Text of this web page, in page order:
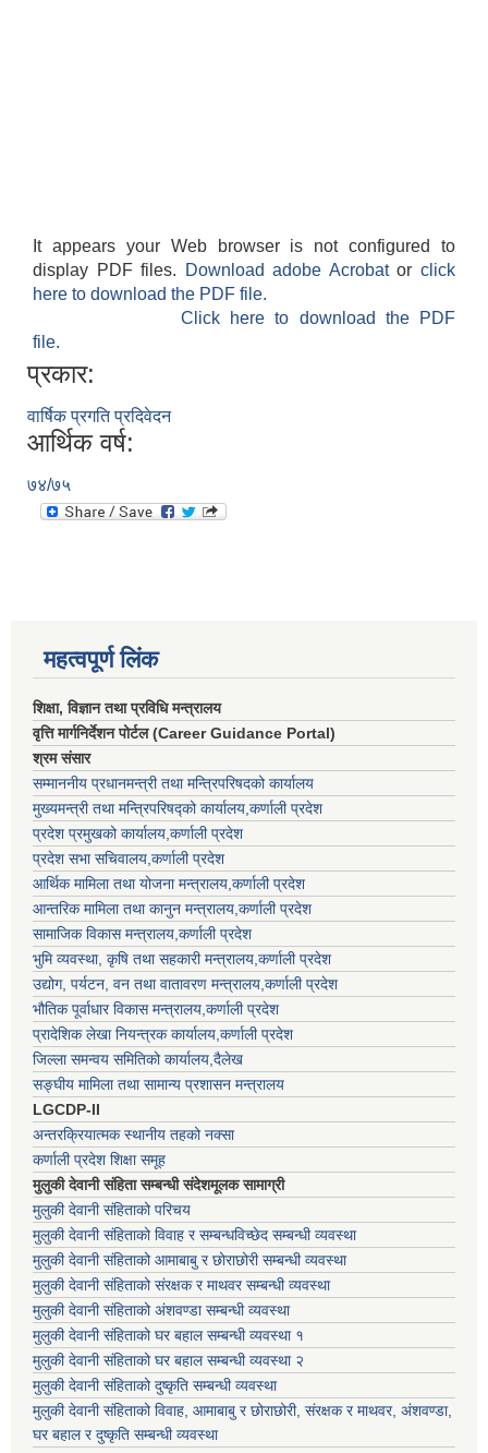
It appears your Web browser is not configured to
display PDF files.
Download adobe Acrobatorclick
here to download the PDF file.
Click here to download the PDF
file.
प्रकार:
वार्षिक प्रगति प्रदिवेदन
आर्थिक वर्ष:
७४/७५
महत्वपूर्ण लिंक
शिक्षा, विज्ञान तथा प्रविधि मन्त्रालय
वृत्ति मार्गनिर्देशन पोर्टल (Career Guidance Portal)
श्रम संसार
सम्माननीय प्रधानमन्त्री तथा मन्त्रिपरिषद‌को कार्यालय
मुख्यमन्त्री तथा मन्त्रिपरिषद्को कार्यालय,कर्णाली प्रदेश
प्रदेश प्रमुखको कार्यालय,कर्णाली प्रदेश
प्रदेश सभा सचिवालय,कर्णाली प्रदेश
आर्थिक मामिला तथा योजना मन्त्रालय,कर्णाली प्रदेश
आन्तरिक मामिला तथा कानुन मन्त्रालय,कर्णाली प्रदेश
सामाजिक विकास मन्त्रालय,कर्णाली प्रदेश
भुमि व्यवस्था, कृषि तथा सहकारी मन्त्रालय,कर्णाली प्रदेश
उद्योग, पर्यटन, वन तथा वातावरण मन्त्रालय,कर्णाली प्रदेश
भौतिक पूर्वाधार विकास मन्त्रालय,कर्णाली प्रदेश
प्रादेशिक लेखा नियन्त्रक कार्यालय,कर्णाली प्रदेश
जिल्ला समन्वय समितिको कार्यालय,दैलेख
सङ्घीय मामिला तथा सामान्य प्रशासन मन्त्रालय
LGCDP-II
अन्तरक्रियात्मक स्थानीय तहको नक्सा
कर्णाली प्रदेश शिक्षा समूह
मुलुकी देवानी संहिता सम्बन्धी संदेशमूलक सामाग्री
मुलुकी देवानी संहिताको परिचय
मुलुकी देवानी संहिताको विवाह र सम्बन्धविच्छेद सम्बन्धी व्यवस्था
मुलुकी देवानी संहिताको आमाबाबु र छोराछोरी सम्बन्धी व्यवस्था
मुलुकी देवानी संहिताको संरक्षक र माथवर सम्बन्धी व्यवस्था
मुलुकी देवानी संहिताको अंशवण्डा सम्बन्धी व्यवस्था
मुलुकी देवानी संहिताको घर बहाल सम्बन्धी व्यवस्था १
मुलुकी देवानी संहिताको घर बहाल सम्बन्धी व्यवस्था २
मुलुकी देवानी संहिताको दुष्कृति सम्बन्धी व्यवस्था
मुलुकी देवानी संहिताको विवाह, आमाबाबु र छोराछोरी, संरक्षक र माथवर, अंशवण्डा,
घर बहाल र दुष्कृति सम्बन्धी व्यवस्था